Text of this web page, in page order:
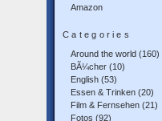
Amazon
Categories
Around the world (160)
BÃ¼cher (10)
English (53)
Essen & Trinken (20)
Film & Fernsehen (21)
Fotos (92)